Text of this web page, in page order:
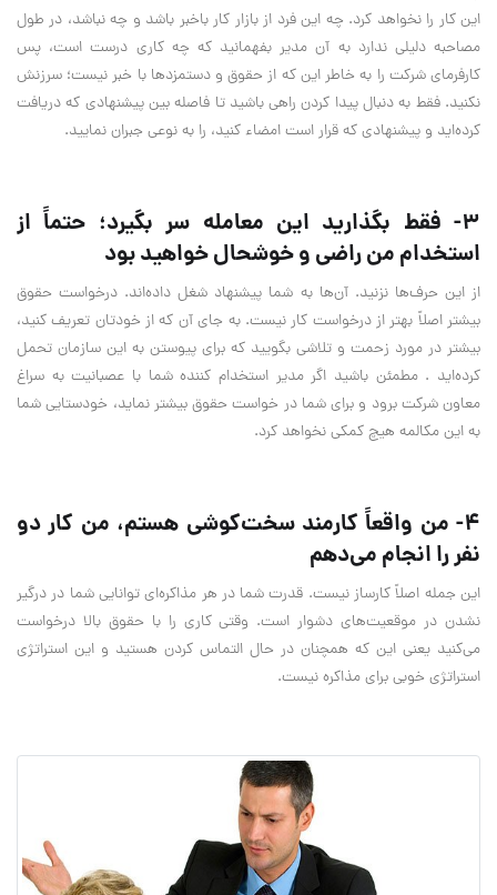
این کار را نخواهد کرد. چه این فرد از بازار کار باخبر باشد و چه نباشد، در طول
مصاحبه دلیلی ندارد به آن مدیر بفهمانید که چه کاری درست است، پس
کارفرمای شرکت را به خاطر این که از حقوق و دستمزدها با خبر نیست؛ سرزنش
نکنید. فقط به دنبال پیدا کردن راهی باشید تا فاصله بین پیشنهادی که دریافت
کرده‌اید و پیشنهادی که قرار است امضاء کنید، را به نوعی جبران نمایید.
3- فقط بگذارید این معامله سر بگیرد؛ حتماً از
استخدام من راضی و خوشحال خواهید بود
از این حرف‌ها نزنید. آن‌ها به شما پیشنهاد شغل داده‌اند. درخواست حقوق
بیشتر اصلاً بهتر از درخواست کار نیست. به جای آن که از خودتان تعریف کنید،
بیشتر در مورد زحمت و تلاشی بگویید که برای پیوستن به این سازمان تحمل
کرده‌اید . مطمئن باشید اگر مدیر استخدام کننده شما با عصبانیت به سراغ
معاون شرکت برود و برای شما در خواست حقوق بیشتر نماید، خودستایی شما
به این مکالمه هیچ کمکی نخواهد کرد.
4- من واقعاً کارمند سخت‌کوشی هستم، من کار دو
نفر را انجام می‌دهم
این جمله اصلاً کارساز نیست. قدرت شما در هر مذاکره‌ای توانایی‌ شما در درگیر
نشدن در موقعیت‌های دشوار است. وقتی کاری را با حقوق بالا درخواست
می‌کنید یعنی این که همچنان در حال التماس کردن هستید و این استراتژی
استراتژی خوبی برای مذاکره نیست.